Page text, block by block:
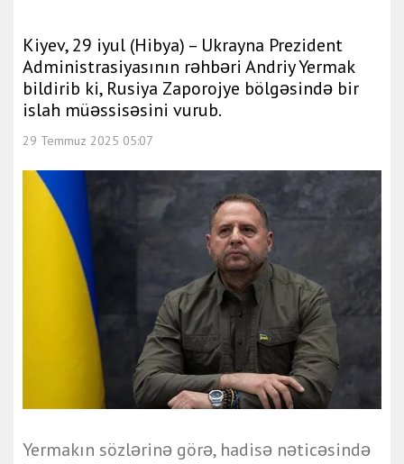
Kiyev, 29 iyul (Hibya) – Ukrayna Prezident
Administrasiyasının rəhbəri Andriy Yermak
bildirib ki, Rusiya Zaporojye bölgəsində bir
islah müəssisəsini vurub.
29 Temmuz 2025 05:07
Yermakın sözlərinə görə, hadisə nəticəsində